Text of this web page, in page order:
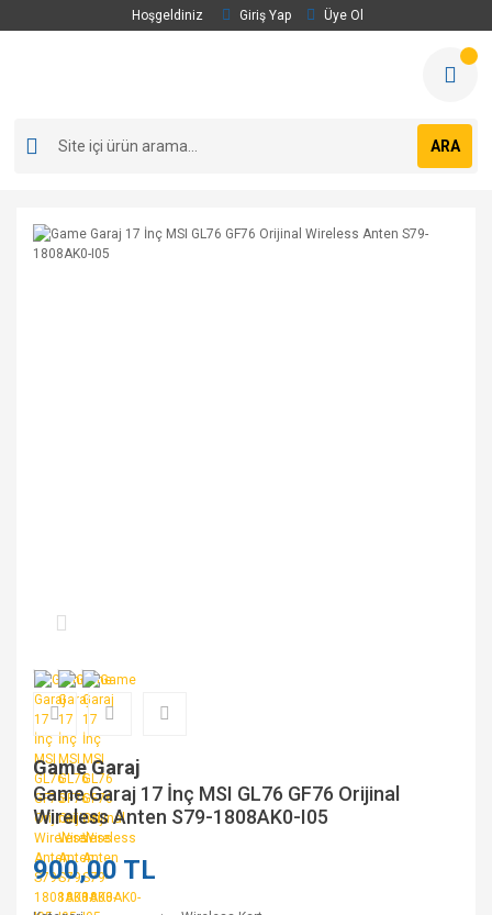
Hoşgeldiniz Giriş Yap Üye Ol
ARA
Game Garaj
Game Garaj 17 İnç MSI GL76 GF76 Orijinal
Wireless Anten S79-1808AK0-I05
900,00 TL